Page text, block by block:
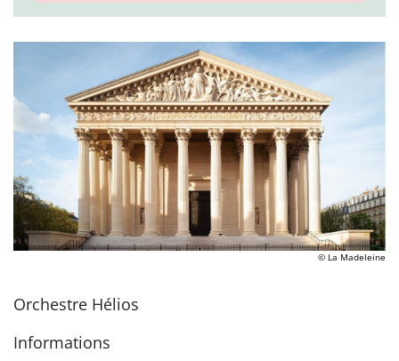
© La Madeleine
Orchestre Hélios
Informations